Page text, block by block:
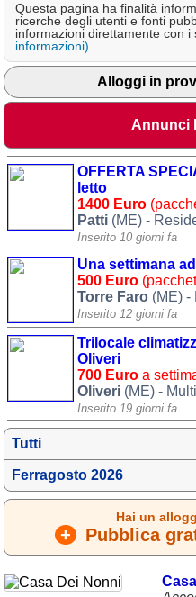
Questa pagina ha finalità
ricerche degli utenti e fonti
informazioni direttamente con i
informazioni)
Alloggi in
Annunci
OFFERTA
letto
1400 Euro
Patti (ME) -
Inserito 10 giorni fa
Una settimana
500 Euro
Torre Faro (ME) -
Inserito 12 giorni fa
Trilocale
Oliveri
700 Euro a
Oliveri (ME) -
Inserito 19 giorni fa
Tutti
Ferragosto 2026
Hai un
+ Pubblica
Abruzzo(214)
Basilicata(64)
Calabria
Emilia - Romagna(227)
Friuli - Venezia Giulia
Lazio(318)
Liguria (190)
Lombardia(177)
Marche(242)
(38)
Piemonte(117)
Puglia(786)
Sardegna(456)
Sicilia(824)